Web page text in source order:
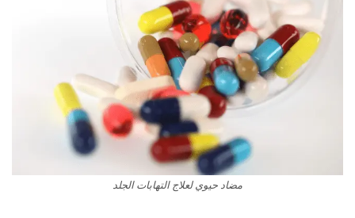
مضاد حيوي لعلاج التهابات الجلد